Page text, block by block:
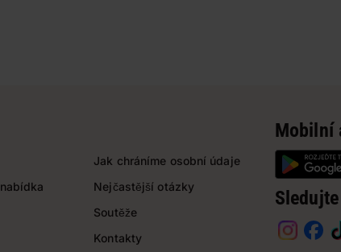
Jak chráníme osobní údaje
Nejčastější otázky
Soutěže
Kontakty
Mobilní